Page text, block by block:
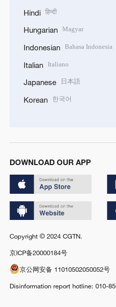
Hindi हिन्दी
Hungarian Magyar
Indonesian Bahasa Indonesia
Italian Italiano
Japanese 日本語
Korean 한국어
DOWNLOAD OUR APP
Copyright © 2024 CGTN.
京ICP备20000184号
京公网安备 11010502050052号
Disinformation report hotline: 010-